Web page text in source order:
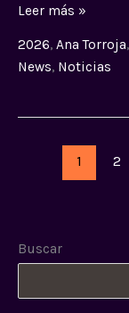
Leer más »
2026, Ana Torroja,
News, Noticias
1 2
Buscar